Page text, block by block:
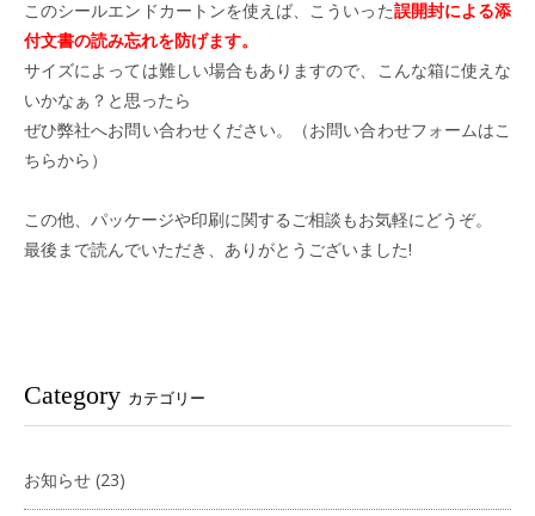
このシールエンドカートンを使えば、こういった誤開封による添
付文書の読み忘れを防げます。
サイズによっては難しい場合もありますので、こんな箱に使えな
いかなぁ？と思ったら
ぜひ弊社へお問い合わせください。
（お問い合わせフォームはこ
ちらから）
この他、パッケージや印刷に関するご相談もお気軽にどうぞ。
最後まで読んでいただき、ありがとうございました!
Category カテゴリー
お知らせ (23)